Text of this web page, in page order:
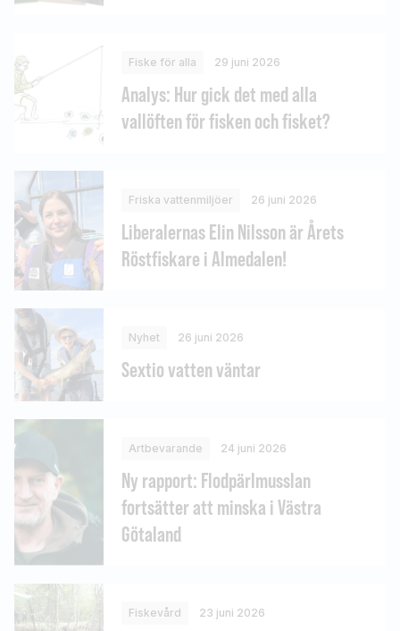
Fiske för alla 29 juni 2026
Analys: Hur gick det med alla
vallöften för fisken och fisket?
Friska vattenmiljöer 26 juni 2026
Liberalernas Elin Nilsson är Årets
Röstfiskare i Almedalen!
Nyhet 26 juni 2026
Sextio vatten väntar
Artbevarande 24 juni 2026
Ny rapport: Flodpärlmusslan
fortsätter att minska i Västra
Götaland
Fiskevård 23 juni 2026